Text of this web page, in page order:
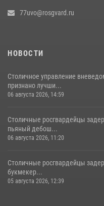
77uvo@rosgvard.ru
НОВОСТИ
Столичное управление
признано лучши...
06 августа 2026, 14:59
Столичные росгвардейцы
пьяный дебош...
06 августа 2026, 11:20
Столичные росгвардейцы
букмекер...
05 августа 2026, 12:39